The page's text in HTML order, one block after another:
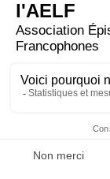
ORAISON
Tu le vois,
péché qui a
la naissance
règne.